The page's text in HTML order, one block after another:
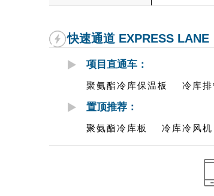
快速通道 EXPRESS LANE
项目直通车：
聚氨酯冷库保温板 冷库排
置顶推荐：
聚氨酯冷库板 冷库冷风机